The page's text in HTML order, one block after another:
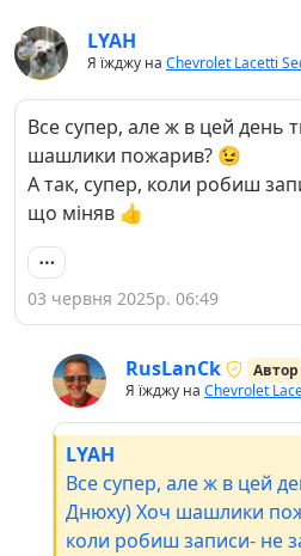
LYAH
Я їжджу на Chevrolet Lacetti
Все супер, але ж в цей день
шашлики пожарив? 😉
А так, супер, коли робиш
що міняв 👍
03 червня 2025р. 06:49
RusLanCk
Автор
Я їжджу на Chevrolet
LYAH
Все супер, але ж в цей
Днюху) Хоч шашлики
коли робиш записи- не